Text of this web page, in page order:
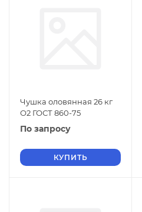
Чушка оловянная 26 кг
О2 ГОСТ 860-75
По запросу
КУПИТЬ